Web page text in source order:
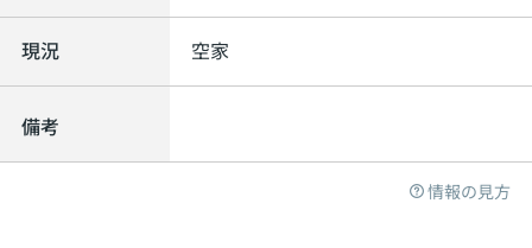
現況 空家
備考
情報の見方